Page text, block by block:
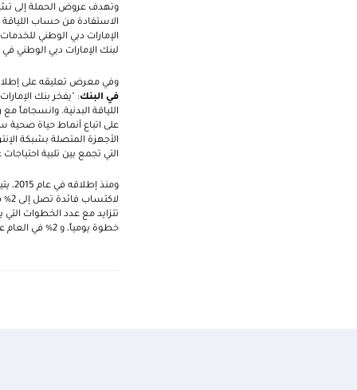
وتهدف عروض الحملة إلى
الاستفادة من حساب اللياقة
الإمارات دبي الوطني
لبنك الإمارات دبي الوطني في
وفي معرض تعليقه على
في البنك: "يفخر بنك
اللياقة البدنية. وانسجاماً
على اتباع أنماط حياة
الأجهزة المتصلة بشبكة
التي تجمع بين تلبية
خطوة يومياً، و 2% في العام عند تجاوزهم 12,000 خطوة.